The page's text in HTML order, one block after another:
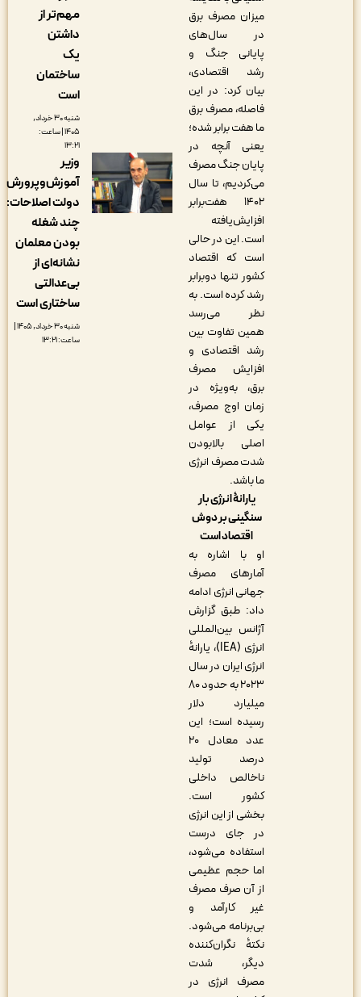
میزان مصرف برق
در سال‌های
پایانی جنگ و
رشد اقتصادی،
بیان کرد: در این
فاصله، مصرف برق
ما هفت برابر شده؛
یعنی آنچه در
پایان جنگ مصرف
می‌کردیم، تا سال
۱۴۰۲ هفت‌برابر
افزایش‌یافته
است. این در حالی
است که اقتصاد
کشور تنها دوبرابر
رشد کرده است. به
نظر می‌رسد
همین تفاوت بین
رشد اقتصادی و
افزایش مصرف
برق، به‌ویژه در
زمان اوج مصرف،
یکی از عوامل
اصلی بالابودن
شدت مصرف انرژی
یارانۀ انرژی بار
سنگینی بر دوش
اقتصاد است
او با اشاره به
آمارهای مصرف
جهانی انرژی ادامه
داد: طبق گزارش
آژانس بین‌المللی
انرژی (IEA)، یارانۀ
انرژی ایران در سال
۲۰۲۳ به حدود ۸۰
میلیارد دلار
رسیده است؛ این
عدد معادل ۲۰
درصد تولید
ناخالص داخلی
کشور است.
بخشی از این انرژی
در جای درست
استفاده می‌شود،
اما حجم عظیمی
از آن صرف مصرف
غیر کارآمد و
بی‌برنامه می‌شود.
نکتۀ نگران‌کننده
دیگر، شدت
مصرف انرژی در
مهم‌تر از
ساختمان
شنبه ۳۰ خرداد,
۱۴۰۵ | ساعت:
آموزش‌وپرورش
دولت اصلاحات:
چند شغله
بودن معلمان
نشانه‌ای از
بی‌عدالتی
ساختاری است
شنبه ۳۰ خرداد, ۱۴۰۵ |